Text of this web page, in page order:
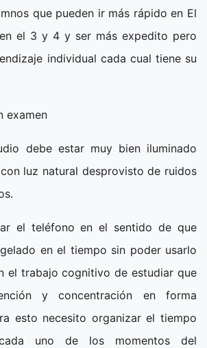
que pueden ir más rápido en El
el 3 y 4 y ser más expedito pero
individual cada cual tiene su
examen
debe estar muy bien iluminado
luz natural desprovisto de ruidos
el teléfono en el sentido de que
en el tiempo sin poder usarlo
el trabajo cognitivo de estudiar que
y concentración en forma
esto necesito organizar el tiempo
uno de los momentos del